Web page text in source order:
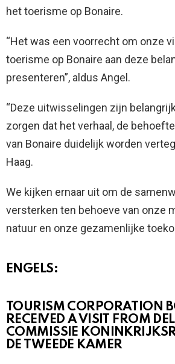
het toerisme op Bonaire.
“Het was een voorrecht om onze
toerisme op Bonaire aan deze
presenteren”, aldus Angel.
“Deze uitwisselingen zijn
zorgen dat het verhaal, de
van Bonaire duidelijk worden
Haag.
We kijken ernaar uit om de
versterken ten behoeve van onze
natuur en onze gezamenlijke
ENGELS:
TOURISM CORPORATION
RECEIVED A VISIT FROM
COMMISSIE
DE TWEEDE KAMER